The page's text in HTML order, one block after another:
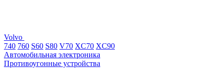
Volvo
740 760 S60 S80 V70 XC70 XC90
Автомобильная электроника
Противоугонные устройства